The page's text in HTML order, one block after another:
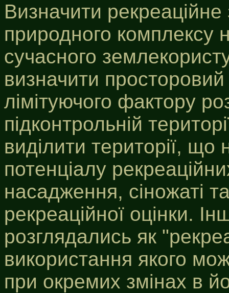
Визначити
природного комплексу
сучасного
визначити просторовий
лімітуючого фактору
підконтрольній
виділити території,
потенціалу
насадження, сіножаті
рекреаційної оцінки.
розглядались як
використання якого
при окремих змінах в